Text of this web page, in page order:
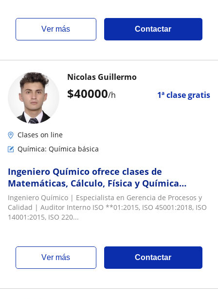
ver más Contactar
$40000/h 1ª clase gratis
Nicolas Guillermo
Clases on line
Química: Química básica
Ingeniero Químico ofrece clases de
Matemáticas, Cálculo, Física y Química
(Orgánica/Inorgánica) para todos los niveles
Ingeniero Químico | Especialista en Gerencia de Procesos y
Calidad | Auditor Interno ISO **01:2015, ISO 45001:2018, ISO
14001:2015, ISO 220...
ver más Contactar